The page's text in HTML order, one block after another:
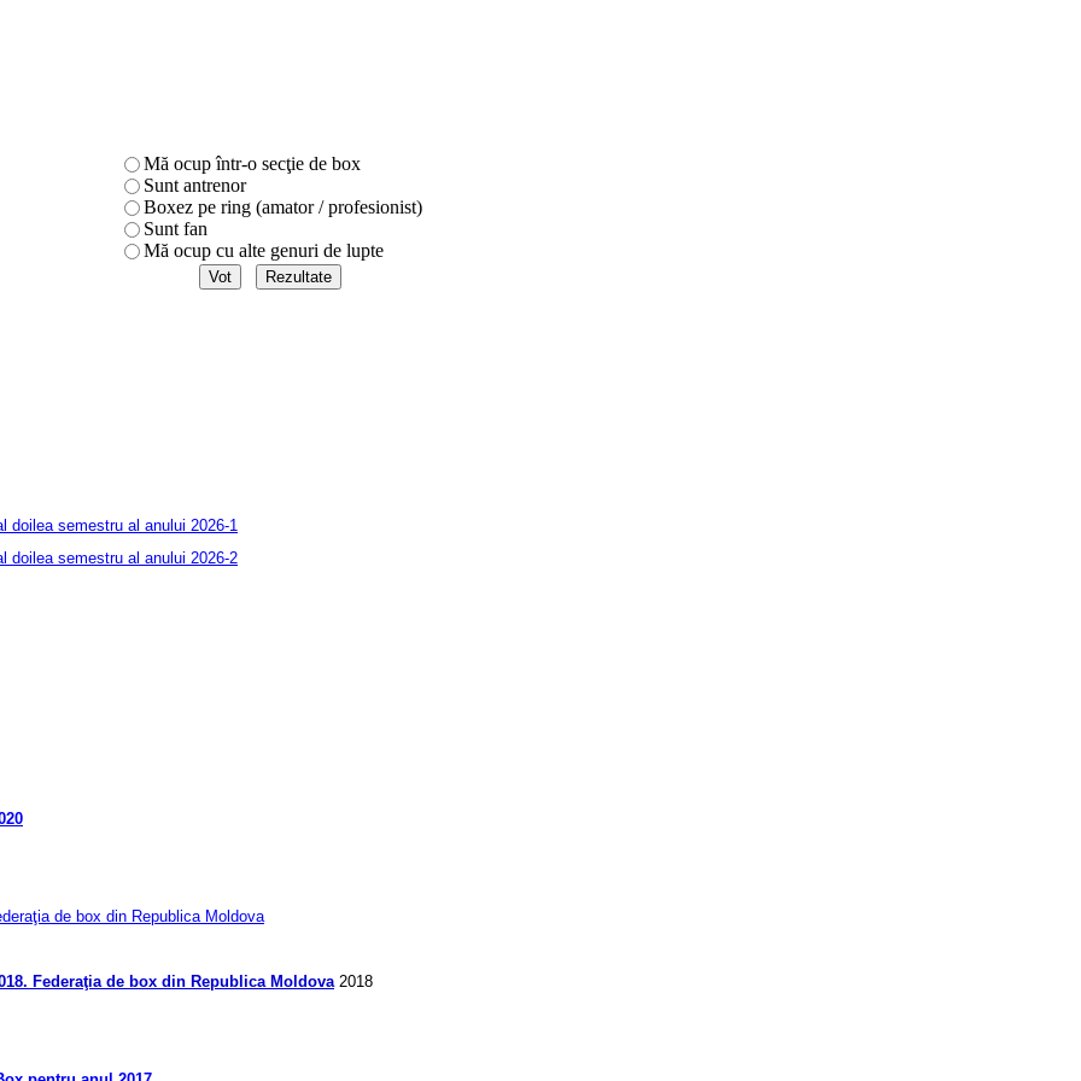
Mă ocup într-o secţie de box
Sunt antrenor
Boxez pe ring (amator / profesionist)
Sunt fan
Mă ocup cu alte genuri de lupte
doilea semestru al anului 2026-1
doilea semestru al anului 2026-2
de box din Republica Moldova
Federaţia de box din Republica Moldova2018